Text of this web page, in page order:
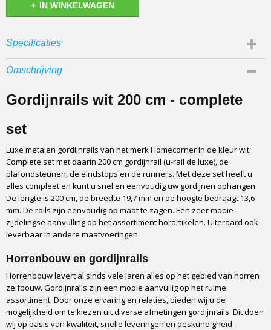
IN WINKELWAGEN
Specificaties
Bruto gewicht
Afmetingen (l,b,h)
200 x 0 x 0 cm
Omschrijving
Gordijnrails wit 200 cm - complete
set
Luxe metalen gordijnrails van het merk Homecorner in de kleur wit.
Complete set met daarin 200 cm gordijnrail (u-rail de luxe), de
plafondsteunen, de eindstops en de runners. Met deze set heeft u
alles compleet en kunt u snel en eenvoudig uw gordijnen ophangen.
De lengte is 200 cm, de breedte 19,7 mm en de hoogte bedraagt 13,6
mm. De rails zijn eenvoudig op maat te zagen. Een zeer mooie
zijdelingse aanvulling op het assortiment horartikelen. Uiteraard ook
leverbaar in andere maatvoeringen.
Horrenbouw en gordijnrails
Horrenbouw levert al sinds vele jaren alles op het gebied van horren
zelfbouw. Gordijnrails zijn een mooie aanvullig op het ruime
assortiment. Door onze ervaring en relaties, bieden wij u de
mogelijkheid om te kiezen uit diverse afmetingen gordijnrails. Dit doen
wij op basis van kwaliteit, snelle leveringen en deskundigheid.